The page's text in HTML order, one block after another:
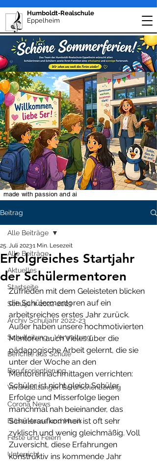
Humboldt-Realschule
Eppelheim
made with passion and ai
Beitrag
Alle Beiträge
Aktuelles
Startseite
Schuljahr 2022-2023
Archiv Schuljahr 2022-23
Schulleitung - Verwaltung
Berichte aus Schule
Berufsorientierung
Veranstaltungen Berufsorientierung
Corona News
Bläserklasse und Musik
Feste und Feiern
Unterricht
Alle Beiträge
Erfolgreiches Startjahr
der Schülermentoren
25. Juli 20231 Min. Lesezeit
Zufrieden mit dem Geleisteten blicken
die Schülermentoren auf ein
arbeitsreiches erstes Jahr zurück.
Außer haben unsere hochmotivierten
Mentoren auch Vieles über die
pädagogische Arbeit gelernt, die sie
unter der Woche an den
Mentorennachmittagen verrichten:
Schüler ist nicht gleich Schüler,
Erfolge und Misserfolge liegen
manchmal nah beieinander, das
Schüleraufkommen ist oft sehr
zyklisch und wenig gleichmäßig. Voll
Zuversicht, diese Erfahrungen
konstruktiv ins kommende Jahr